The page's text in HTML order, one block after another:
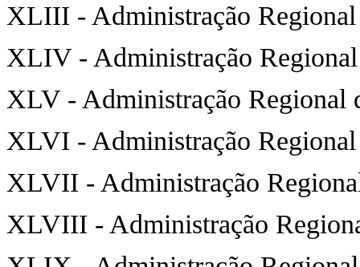
XLIII - Administração
XLIV - Administração
XLV - Administração Regional
XLVI - Administração
XLVII - Administração
XLVIII - Administração